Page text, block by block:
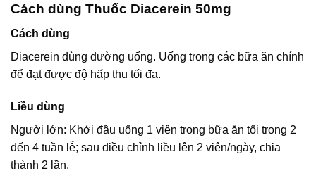
Cách dùng Thuốc Diacerein 50mg
Cách dùng
Diacerein dùng đường uống. Uống trong các bữa ăn chính
để đạt được độ hấp thu tối đa.
Liều dùng
Người lớn: Khởi đầu uống 1 viên trong bữa ăn tối trong 2
đến 4 tuần lễ; sau điều chỉnh liều lên 2 viên/ngày, chia
thành 2 lần.